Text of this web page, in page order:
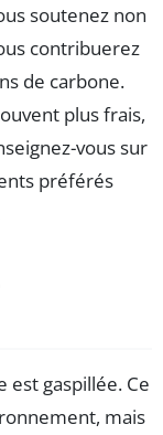
soutenez non
contribuerez
de carbone.
plus frais,
vous sur
préférés
est gaspillée. Ce
mais